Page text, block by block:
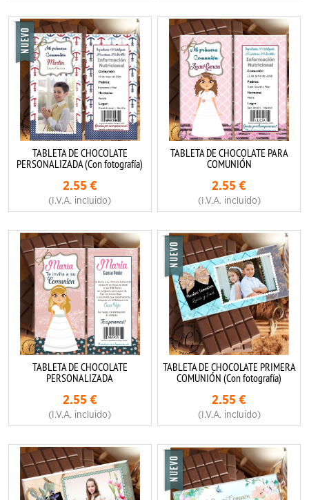
TABLETA DE CHOCOLATE
PERSONALIZADA (Con fotografía)
2.55 €
(I.V.A. incluido)
TABLETA DE CHOCOLATE PARA
COMUNIÓN
2.55 €
(I.V.A. incluido)
TABLETA DE CHOCOLATE
PERSONALIZADA
2.55 €
(I.V.A. incluido)
TABLETA DE CHOCOLATE PRIMERA
COMUNIÓN (Con fotografía)
2.55 €
(I.V.A. incluido)